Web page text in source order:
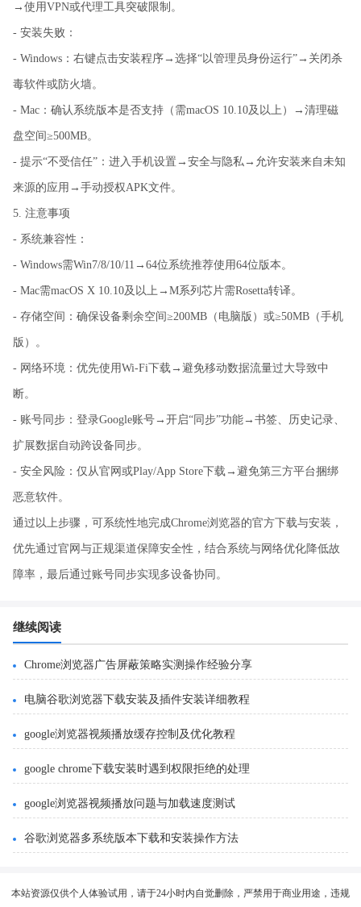
→使用VPN或代理工具突破限制。
- 安装失败：
- Windows：右键点击安装程序→选择“以管理员身份运行”→关闭杀
毒软件或防火墙。
- Mac：确认系统版本是否支持（需macOS 10.10及以上）→清理磁
盘空间≥500MB。
- 提示“不受信任”：进入手机设置→安全与隐私→允许安装来自未知
来源的应用→手动授权APK文件。
5. 注意事项
- 系统兼容性：
- Windows需Win7/8/10/11→64位系统推荐使用64位版本。
- Mac需macOS X 10.10及以上→M系列芯片需Rosetta转译。
- 存储空间：确保设备剩余空间≥200MB（电脑版）或≥50MB（手机
版）。
- 网络环境：优先使用Wi-Fi下载→避免移动数据流量过大导致中
断。
- 账号同步：登录Google账号→开启“同步”功能→书签、历史记录、
扩展数据自动跨设备同步。
- 安全风险：仅从官网或Play/App Store下载→避免第三方平台捆绑
恶意软件。
通过以上步骤，可系统性地完成Chrome浏览器的官方下载与安装，
优先通过官网与正规渠道保障安全性，结合系统与网络优化降低故
障率，最后通过账号同步实现多设备协同。
继续阅读
Chrome浏览器广告屏蔽策略实测操作经验分享
电脑谷歌浏览器下载安装及插件安装详细教程
google浏览器视频播放缓存控制及优化教程
google chrome下载安装时遇到权限拒绝的处理
google浏览器视频播放问题与加载速度测试
谷歌浏览器多系统版本下载和安装操作方法
本站资源仅供个人体验试用，请于24小时内自觉删除，严禁用于商业用途，违规